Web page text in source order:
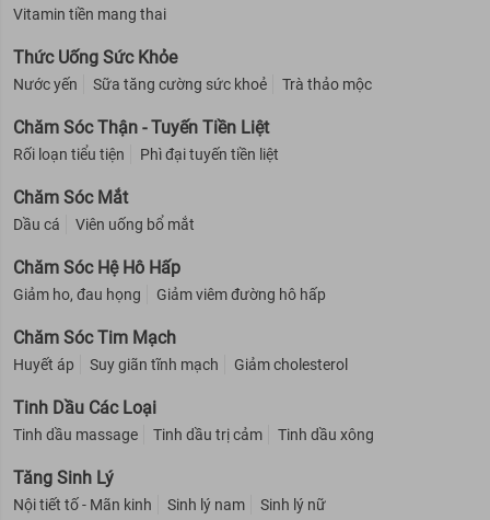
Vitamin tiền mang thai
Thức Uống Sức Khỏe
Nước yến Sữa tăng cường sức khoẻ Trà thảo mộc
Chăm Sóc Thận - Tuyến Tiền Liệt
Rối loạn tiểu tiện Phì đại tuyến tiền liệt
Chăm Sóc Mắt
Dầu cá Viên uống bổ mắt
Chăm Sóc Hệ Hô Hấp
Giảm ho, đau họng Giảm viêm đường hô hấp
Chăm Sóc Tim Mạch
Huyết áp Suy giãn tĩnh mạch Giảm cholesterol
Tinh Dầu Các Loại
Tinh dầu massage Tinh dầu trị cảm Tinh dầu xông
Tăng Sinh Lý
Nội tiết tố - Mãn kinh Sinh lý nam Sinh lý nữ